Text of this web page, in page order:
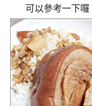
可以參考一下